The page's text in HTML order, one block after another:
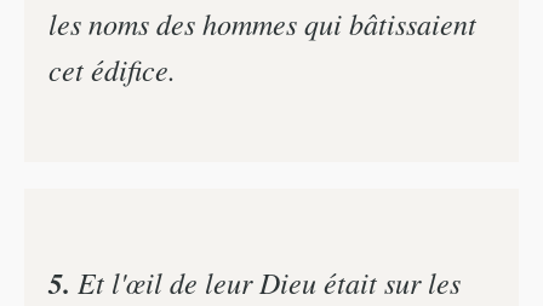
les noms des hommes qui bâtissaient
cet édifice.
5. Et l'œil de leur Dieu était sur les